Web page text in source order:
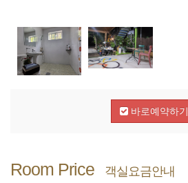
바로예약하기
Room Price 객실요금안내